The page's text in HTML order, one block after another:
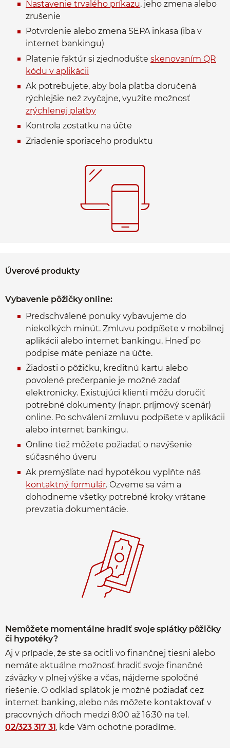
Nastavenie trvalého príkazu, jeho zmena alebo
zrušenie
Potvrdenie alebo zmena SEPA inkasa (iba v
internet bankingu)
Platenie faktúr si zjednodušte skenovaním QR
kódu v aplikácii
Ak potrebujete, aby bola platba doručená
rýchlejšie než zvyčajne, využite možnosť
zrýchlenej platby
Kontrola zostatku na účte
Zriadenie sporiaceho produktu
Úverové produkty
Vybavenie pôžičky online:
Predschválené ponuky vybavujeme do
niekoľkých minút. Zmluvu podpíšete v mobilnej
aplikácii alebo internet bankingu. Hneď po
podpise máte peniaze na účte.
Žiadosti o pôžičku, kreditnú kartu alebo
povolené prečerpanie je možné zadať
elektronicky. Existujúci klienti môžu doručiť
potrebné dokumenty (napr. príjmový scenár)
online. Po schválení zmluvu podpíšete v aplikácii
alebo internet bankingu.
Online tiež môžete požiadať o navýšenie
súčasného úveru
Ak premýšľate nad hypotékou vyplňte náš
kontaktný formulár. Ozveme sa vám a
dohodneme všetky potrebné kroky vrátane
prevzatia dokumentácie.
Nemôžete momentálne hradiť svoje splátky pôžičky
či hypotéky?
Aj v prípade, že ste sa ocitli vo finančnej tiesni alebo
nemáte aktuálne možnosť hradiť svoje finančné
záväzky v plnej výške a včas, nájdeme spoločné
riešenie. O odklad splátok je možné požiadať cez
internet banking, alebo nás môžete kontaktovať v
pracovných dňoch medzi 8:00 až 16:30 na tel.
02/323 317 31, kde Vám ochotne poradíme.